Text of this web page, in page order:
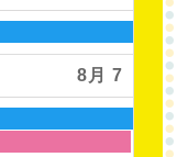
8月 7